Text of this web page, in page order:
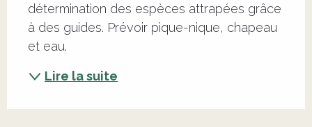
détermination des espèces attrapées grâce
à des guides. Prévoir pique-nique, chapeau
et eau.
Lire la suite